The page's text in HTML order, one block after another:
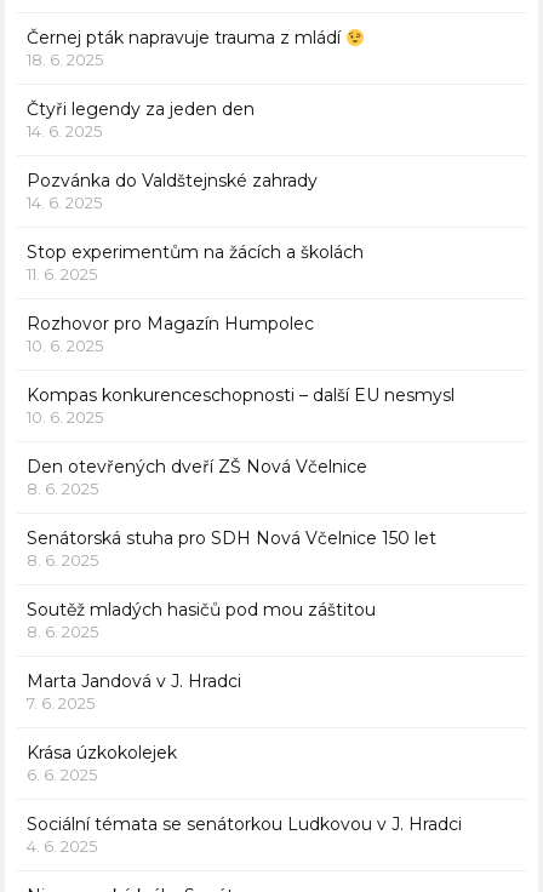
Černej pták napravuje trauma z mládí
18. 6. 2025
Čtyři legendy za jeden den
14. 6. 2025
Pozvánka do Valdštejnské zahrady
14. 6. 2025
Stop experimentům na žácích a školách
11. 6. 2025
Rozhovor pro Magazín Humpolec
10. 6. 2025
Kompas konkurenceschopnosti – další EU nesmysl
10. 6. 2025
Den otevřených dveří ZŠ Nová Včelnice
8. 6. 2025
Senátorská stuha pro SDH Nová Včelnice 150 let
8. 6. 2025
Soutěž mladých hasičů pod mou záštitou
8. 6. 2025
Marta Jandová v J. Hradci
7. 6. 2025
Krása úzkokolejek
6. 6. 2025
Sociální témata se senátorkou Ludkovou v J. Hradci
4. 6. 2025